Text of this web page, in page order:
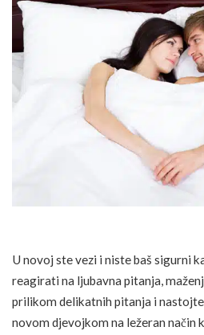
U novoj ste vezi i niste baš sigurni
reagirati na ljubavna pitanja,
prilikom delikatnih pitanja i
novom djevojkom na ležeran način